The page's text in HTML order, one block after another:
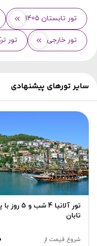
تور تابستان 1405
تور خارجی تور
سایر تورهای پیشنهادی
تور آلانیا 4 شب و 5
تابان
شروع قیمت از